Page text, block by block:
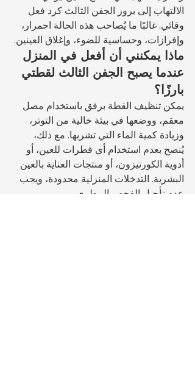
الالتهاب إلى بروز الجفن الثالث كرد فعل
وقائي. غالبًا ما يُصاحب هذه الحالة احمرار،
وإفرازات، وحساسية للضوء، وإغلاق العينين.
ماذا يمكنني أن أفعل في المنزل
عندما يصبح الجفن الثالث لقطتي
بارزًا؟
يمكن تنظيف القطة برفق باستخدام مصل
معقم، ووضعها في بيئة خالية من التوتر،
وزيادة كمية الماء التي تشربها. مع ذلك،
يُنصح بعدم استخدام أي قطرات للعين، أو
أدوية الكورتيزون، أو منتجات العناية بالعين
البشرية. التدخلات المنزلية محدودة، ويجب
عدم تأجيل الفحص البيطري.